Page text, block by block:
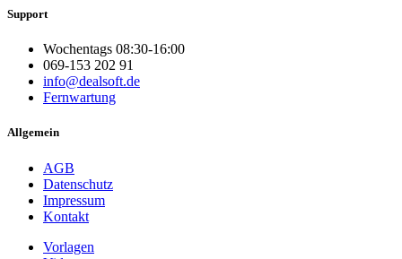
Support
Wochentags 08:30-16:00
069-153 202 91
info@dealsoft.de
Fernwartung
Allgemein
AGB
Datenschutz
Impressum
Kontakt
Vorlagen